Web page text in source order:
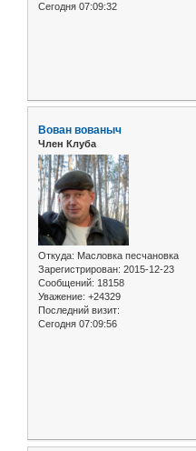
Сегодня 07:09:32
Вован вованыч
Член Клуба
Откуда: Масловка песчановка
Зарегистрирован: 2015-12-23
Сообщений: 18158
Уважение: +24329
Последний визит:
Сегодня 07:09:56